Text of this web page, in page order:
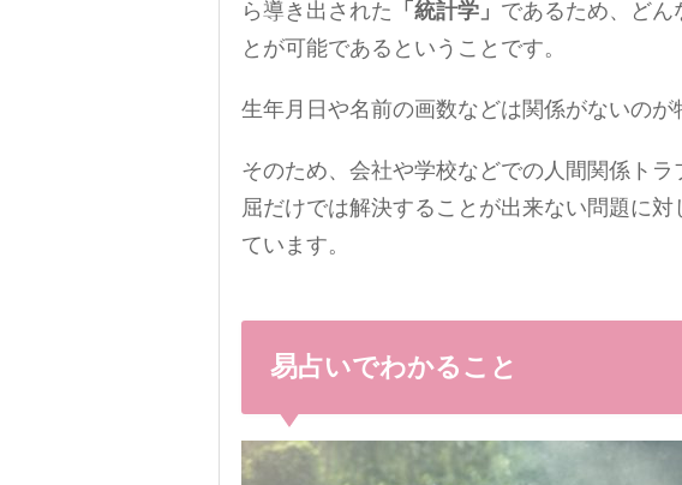
ら導き出された
「統計学」 であるため、どん
とが可能であるということです。
生年月日や名前の画数などは関係がないのが
そのため、会社や学校などでの人間関係ト
屈だけでは解決することが出来ない問題に
ています。
易占いでわかること